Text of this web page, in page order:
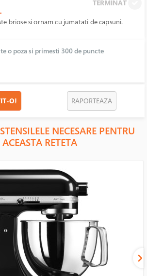
TERMINAT
briose si ornam cu jumatati de capsuni.
o poza si primesti 300 de puncte
O! RAPORTEAZA
NECESARE PENTRU
ACEASTA RETETA